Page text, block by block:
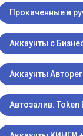
Прокаченные в
Аккаунты с
Аккаунты
Автозалив. Token